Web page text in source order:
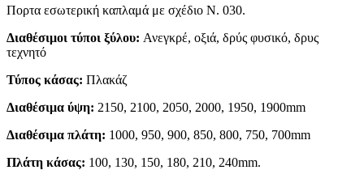
Πορτα εσωτερική καπλαμά με σχέδιο Ν. 030.
Διαθέσιμοι τύποι ξύλου: Ανεγκρέ, οξιά, δρύς φυσικό, δρυς
τεχνητό
Τύπος κάσας: Πλακάζ
Διαθέσιμα ύψη: 2150, 2100, 2050, 2000, 1950, 1900mm
Διαθέσιμα πλάτη: 1000, 950, 900, 850, 800, 750, 700mm
Πλάτη κάσας: 100, 130, 150, 180, 210, 240mm.